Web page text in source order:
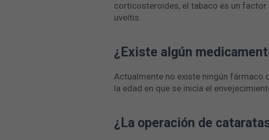
corticosteroides, el tabaco es un
uveítis.
¿Existe algún
Actualmente no existe ningún fármaco
la edad en que se inicia el
¿La operación de